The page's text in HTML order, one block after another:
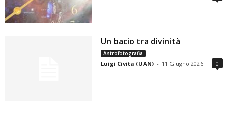
Un bacio tra divinità
Astrofotografia
Luigi Civita (UAN) - 11 Giugno 2026 0